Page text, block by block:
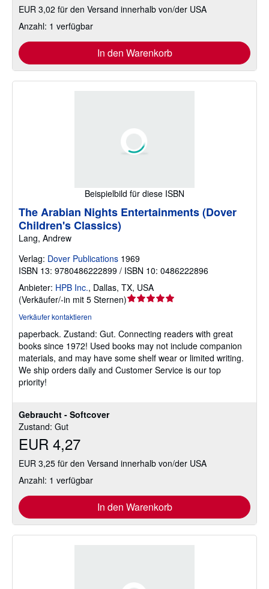
EUR 3,02 für den Versand innerhalb von/der USA
Anzahl: 1 verfügbar
In den Warenkorb
Beispielbild für diese ISBN
Gebraucht - Softcover
Zustand: Gut
EUR 4,27
EUR 3,25 für den Versand innerhalb von/der USA
Anzahl: 1 verfügbar
In den Warenkorb
The Arabian Nights Entertainments (Dover
Children's Classics)
Lang, Andrew
Verlag: Dover Publications 1969
ISBN 13: 9780486222899 / ISBN 10: 0486222896
Anbieter: HPB Inc., Dallas, TX, USA
(Verkäufer/-in mit 5 Sternen)Verkäuferbewertung
5
Sternen
Verkäufer kontaktieren
paperback. Zustand: Gut. Connecting readers with great
books since 1972! Used books may not include companion
materials, and may have some shelf wear or limited writing.
We ship orders daily and Customer Service is our top
priority!